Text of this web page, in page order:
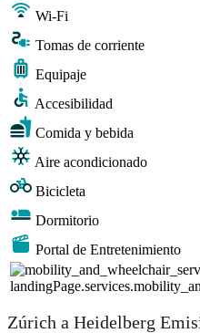
Wi-Fi
Tomas de corriente
Equipaje
Accesibilidad
Comida y bebida
Aire acondicionado
Bicicleta
Dormitorio
Portal de Entretenimiento
Zúrich a Heidelberg